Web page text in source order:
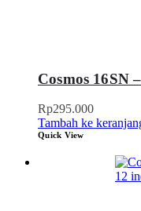
Cosmos 16SN
Rp295.000
Tambah ke
Quick View